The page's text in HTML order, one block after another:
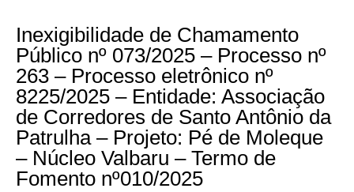
Inexigibilidade de Chamamento
Público nº 073/2025 – Processo nº
263 – Processo eletrônico nº
8225/2025 – Entidade: Associação
de Corredores de Santo Antônio da
Patrulha – Projeto: Pé de Moleque
– Núcleo Valbaru – Termo de
Fomento nº010/2025